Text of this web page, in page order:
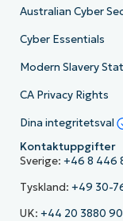
Australian Cyber
Cyber Essentials
Modern Slavery
CA Privacy Rights
Dina integritetsval
Kontaktuppgifter
Sverige: +46 8 446
Tyskland: +49 30-
UK: +44 20 3880